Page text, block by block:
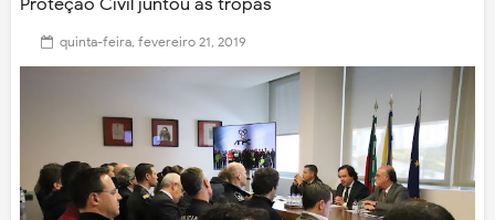
Proteção Civil juntou as tropas
quinta-feira, fevereiro 21, 2019